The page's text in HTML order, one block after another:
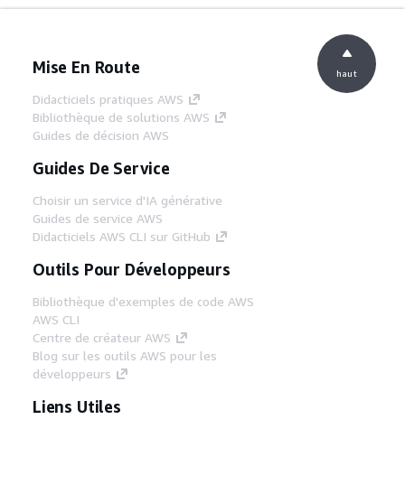
Mise En Route
Didacticiels pratiques AWS
Bibliothèque de solutions AWS
Guides de décision AWS
Guides De Service
Choisir un service d'IA générative
Guides de service AWS
Didacticiels AWS CLI sur GitHub
Outils Pour Développeurs
Bibliothèque d'exemples de code AWS
AWS CLI
Centre de créateur AWS
Blog sur les outils AWS pour les
développeurs
Liens Utiles
haut